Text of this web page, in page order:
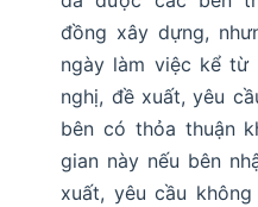
đồng xây dựng,
ngày làm việc kể từ
nghị, đề xuất, yêu
bên có thỏa thuận
gian này nếu bên
xuất, yêu cầu